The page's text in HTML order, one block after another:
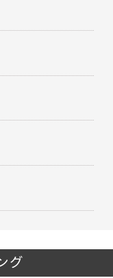
グ